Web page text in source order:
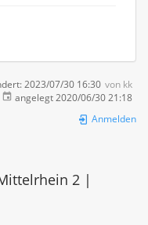
2023/07/30 16:30 von kk
angelegt 2020/06/30 21:18
Anmelden
2 |